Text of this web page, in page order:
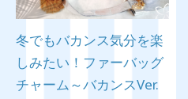
冬でもバカンス気分を楽
しみたい！ファーバッグ
チャーム～バカンスVer.